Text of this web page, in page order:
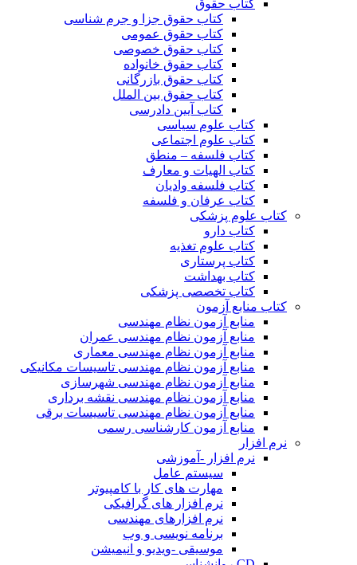
کتاب حقوق
کتاب حقوق جزا و جرم شناسی
کتاب حقوق عمومی
کتاب حقوق خصوصی
کتاب حقوق خانواده
کتاب حقوق بازرگانی
کتاب حقوق بین الملل
کتاب آیین دادرسی
کتاب علوم سیاسی
کتاب علوم اجتماعی
کتاب فلسفه – منطق
کتاب الهیات و معارف
کتاب فلسفه وادیان
کتاب عرفان و فلسفه
کتاب علوم پزشکی
کتاب دارو
کتاب علوم تغذیه
کتاب پرستاری
کتاب بهداشت
کتاب تخصصی پزشکی
کتاب منابع آزمون
منابع آزمون نظام مهندسی
منابع آزمون نظام مهندسی عمران
منابع آزمون نظام مهندسی معماری
منابع آزمون نظام مهندسی تاسیسات مکانیکی
منابع آزمون نظام مهندسی شهرسازی
منابع آزمون نظام مهندسی نقشه برداری
منابع آزمون نظام مهندسی تاسیسات برقی
منابع آزمون کارشناسی رسمی
نرم افزار
نرم افزار -آموزشی
سیستم عامل
مهارت های کار با کامپیوتر
نرم افزار های گرافیکی
نرم افزارهای مهندسی
برنامه نویسی و وب
موسیقی -ویدیو و انیمیشن